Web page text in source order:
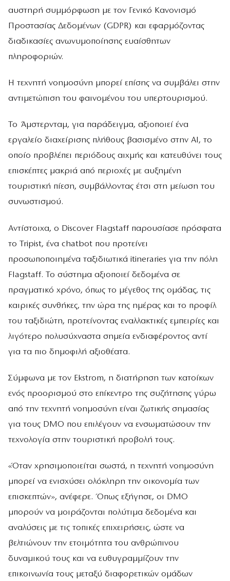
αυστηρή συμμόρφωση με τον Γενικό Κανονισμό
Προστασίας Δεδομένων (GDPR) και εφαρμόζοντας
διαδικασίες ανωνυμοποίησης ευαίσθητων
πληροφοριών.
Η τεχνητή νοημοσύνη μπορεί επίσης να συμβάλει στην
αντιμετώπιση του φαινομένου του υπερτουρισμού.
Το Άμστερνταμ, για παράδειγμα, αξιοποιεί ένα
εργαλείο διαχείρισης πλήθους βασισμένο στην AI, το
οποίο προβλέπει περιόδους αιχμής και κατευθύνει τους
επισκέπτες μακριά από περιοχές με αυξημένη
τουριστική πίεση, συμβάλλοντας έτσι στη μείωση του
συνωστισμού.
Αντίστοιχα, ο Discover Flagstaff παρουσίασε πρόσφατα
το Tripist, ένα chatbot που προτείνει
προσωποποιημένα ταξιδιωτικά itineraries για την πόλη
Flagstaff. Το σύστημα αξιοποιεί δεδομένα σε
πραγματικό χρόνο, όπως το μέγεθος της ομάδας, τις
καιρικές συνθήκες, την ώρα της ημέρας και το προφίλ
του ταξιδιώτη, προτείνοντας εναλλακτικές εμπειρίες και
λιγότερο πολυσύχναστα σημεία ενδιαφέροντος αντί
για τα πιο δημοφιλή αξιοθέατα.
Σύμφωνα με τον Ekstrom, η διατήρηση των κατοίκων
ενός προορισμού στο επίκεντρο της συζήτησης γύρω
από την τεχνητή νοημοσύνη είναι ζωτικής σημασίας
για τους DMO που επιλέγουν να ενσωματώσουν την
τεχνολογία στην τουριστική προβολή τους.
«Όταν χρησιμοποιείται σωστά, η τεχνητή νοημοσύνη
μπορεί να ενισχύσει ολόκληρη την οικονομία των
επισκεπτών», ανέφερε. Όπως εξήγησε, οι DMO
μπορούν να μοιράζονται πολύτιμα δεδομένα και
αναλύσεις με τις τοπικές επιχειρήσεις, ώστε να
βελτιώνουν την ετοιμότητα του ανθρώπινου
δυναμικού τους και να ευθυγραμμίζουν την
επικοινωνία τους μεταξύ διαφορετικών ομάδων